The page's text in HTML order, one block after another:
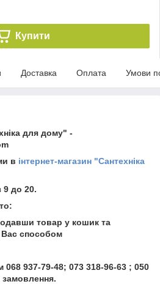
Купити
Доставка Оплата Умови
для дому" -
в інтернет-магазин "Сантехніка
9 до 20.
товар у кошик та
Вас способом
068 937-79-48; 073 318-96-63 ; 050